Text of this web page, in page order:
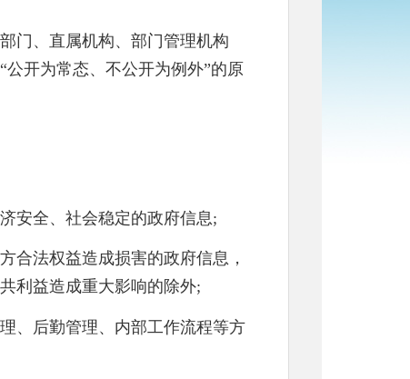
、直属机构、部门管理机构
公开为常态、不公开为例外”的原
全、社会稳定的政府信息;
法权益造成损害的政府信息，
利益造成重大影响的除外;
后勤管理、内部工作流程等方